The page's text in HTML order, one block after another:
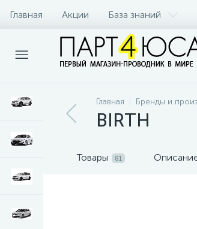
Главная Акции База знаний
Главная Бренды и
BIRTH
Товары 81